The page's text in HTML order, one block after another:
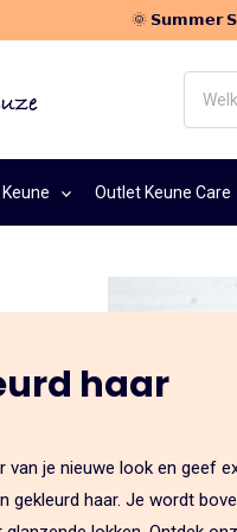
🌞 𝗦𝘂𝗺𝗺𝗲𝗿
je?
Keune Outlet Keune Care
haar
van je nieuwe look en geef
gekleurd haar. Je wordt